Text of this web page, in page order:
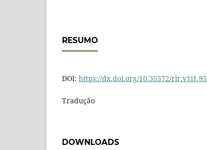
RESUMO
DOI: https://dx.doi.org/10.35572/rlr.v1i1.95
Tradução
DOWNLOADS